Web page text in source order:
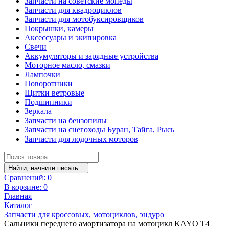
Запчасти для квадроциклов
Запчасти для мотобуксировщиков
Покрышки, камеры
Аксессуары и экипировка
Свечи
Аккумуляторы и зарядные устройства
Моторное масло, смазки
Лампочки
Поворотники
Щитки ветровые
Подшипники
Зеркала
Запчасти на бензопилы
Запчасти на снегоходы Буран, Тайга, Рысь
Запчасти для лодочных моторов
Найти, начните писать...
Сравнений: 0
В корзине: 0
Главная
Каталог
Запчасти для кроссовых, мотоциклов, эндуро
Сальники переднего амортизатора на мотоцикл KAYO T4